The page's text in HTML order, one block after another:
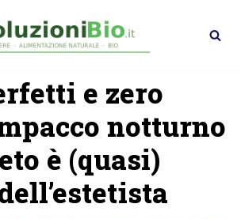
e zero
notturno
è (quasi)